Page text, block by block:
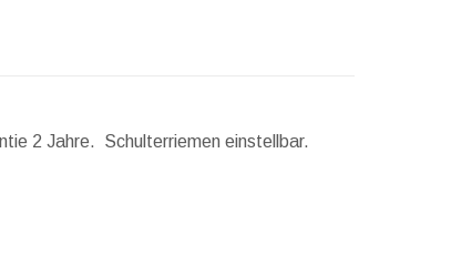
2 Jahre. Schulterriemen einstellbar.